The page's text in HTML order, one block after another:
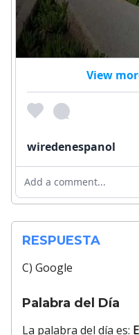
View
wiredenespanol
Add a comment...
RESPUESTA
C) Google
Palabra del Día
La palabra del día es: